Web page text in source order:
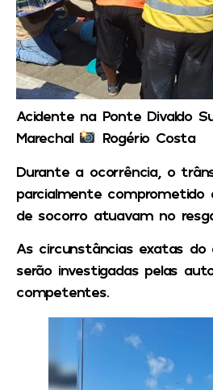
Acidente na Ponte Divaldo
Marechal
Rogério Costa
Durante a ocorrência, o
parcialmente comprometido
de socorro atuavam no
As circunstâncias exatas do
serão investigadas pelas
competentes.